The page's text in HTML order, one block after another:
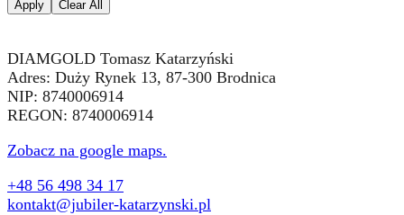
Apply Clear All
DIAMGOLD Tomasz Katarzyński
Adres: Duży Rynek 13, 87-300 Brodnica
NIP: 8740006914
REGON: 8740006914
Zobacz na google maps.
+48 56 498 34 17
kontakt@jubiler-katarzynski.pl